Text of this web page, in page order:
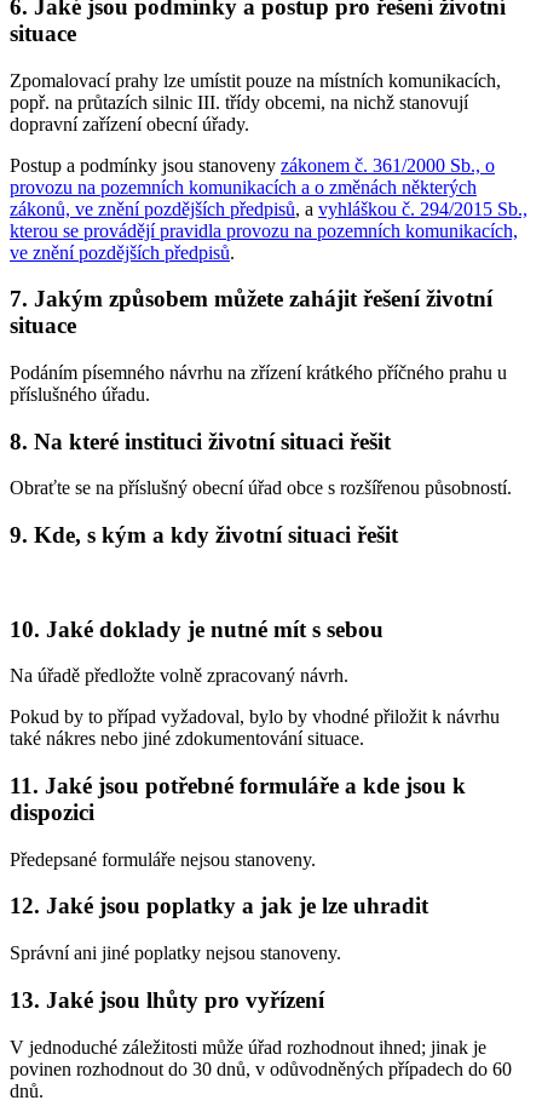
6. Jaké jsou podmínky a postup pro řešení životní
situace
Zpomalovací prahy lze umístit pouze na místních komunikacích,
popř. na průtazích silnic III. třídy obcemi, na nichž stanovují
dopravní zařízení obecní úřady.
Postup a podmínky jsou stanoveny zákonem č. 361/2000 Sb., o
provozu na pozemních komunikacích a o změnách některých
zákonů, ve znění pozdějších předpisů, a vyhláškou č. 294/2015 Sb.,
kterou se provádějí pravidla provozu na pozemních komunikacích,
ve znění pozdějších předpisů.
7. Jakým způsobem můžete zahájit řešení životní
situace
Podáním písemného návrhu na zřízení krátkého příčného prahu u
příslušného úřadu.
8. Na které instituci životní situaci řešit
Obraťte se na příslušný obecní úřad obce s rozšířenou působností.
9. Kde, s kým a kdy životní situaci řešit
10. Jaké doklady je nutné mít s sebou
Na úřadě předložte volně zpracovaný návrh.
Pokud by to případ vyžadoval, bylo by vhodné přiložit k návrhu
také nákres nebo jiné zdokumentování situace.
11. Jaké jsou potřebné formuláře a kde jsou k
dispozici
Předepsané formuláře nejsou stanoveny.
12. Jaké jsou poplatky a jak je lze uhradit
Správní ani jiné poplatky nejsou stanoveny.
13. Jaké jsou lhůty pro vyřízení
V jednoduché záležitosti může úřad rozhodnout ihned; jinak je
povinen rozhodnout do 30 dnů, v odůvodněných případech do 60
dnů.